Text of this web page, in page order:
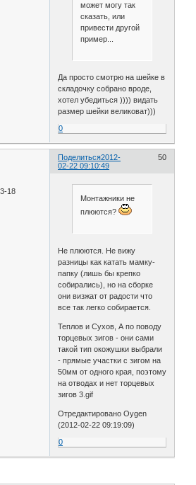
может могу так
сказать, или
привести другой
пример...
Да просто смотрю на шейке в
складочку собрано вроде,
хотел убедиться )))) видать
размер шейки великоват)))
0
Поделиться 50
2012-
02-22 09:10:49
18
Монтажники не
плюются?
Не плюются. Не вижу
разницы как катать мамку-
папку (лишь бы крепко
собирались), но на сборке
они визжат от радости что
все так легко собирается.
Теплов и Сухов, А по поводу
торцевых зигов - они сами
такой тип окожушки выбрали
- прямые участки с зигом на
50мм от одного края, поэтому
на отводах и нет торцевых
зигов 3.gif
Отредактировано Oygen
(2012-02-22 09:19:09)
0